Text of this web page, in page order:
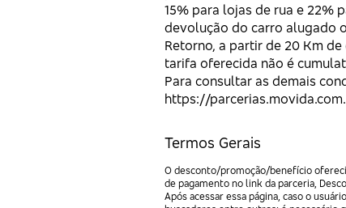
15% para lojas de rua e 22%
devolução do carro alugado
Retorno, a partir de 20 Km
tarifa oferecida não é
Para consultar as demais
https://
Termos Gerais
O desconto/promoção/benefício
de pagamento no link da parceria,
Após acessar essa página, caso o